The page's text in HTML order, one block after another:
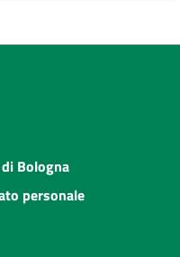
Bologna
personale